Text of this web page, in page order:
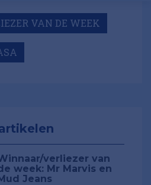
VAN DE WEEK
verliezer van
week: Mr Marvis en
Jeans